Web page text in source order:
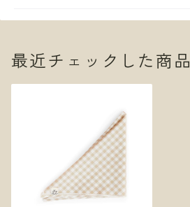
最近チェックした商品